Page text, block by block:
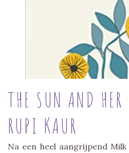
THE SUN AND HER
RUPI KAUR
Na een heel aangrijpend